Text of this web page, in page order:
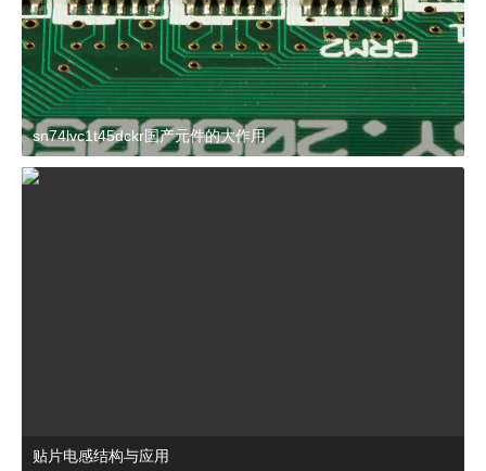
sn74lvc1t45dckr国产元件的大作用
贴片电感结构与应用